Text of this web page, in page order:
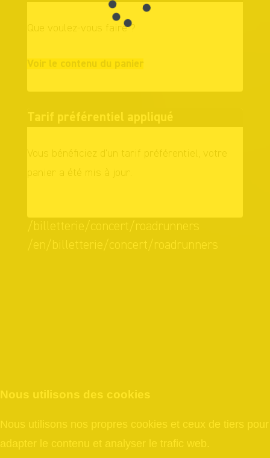
Que voulez-vous faire ?
Voir le contenu du panier
Tarif préférentiel appliqué
Vous bénéficiez d'un tarif préférentiel, votre
panier a été mis à jour.
/billetterie/concert/roadrunners
/en/billetterie/concert/roadrunners
Nous utilisons des cookies
Nous utilisons nos propres cookies et ceux de tiers pour
adapter le contenu et analyser le trafic web.